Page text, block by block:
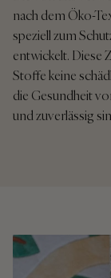
nach dem Öko-
speziell zum
entwickelt. Diese
Stoffe keine
die Gesundheit
und zuverlässig